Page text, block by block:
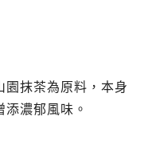
抹茶為原料，本身
濃郁風味。